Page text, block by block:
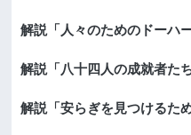
解説「人々のためのドーハー
解説「八十四人の成就者たち
解説「安らぎを見つけるた